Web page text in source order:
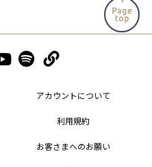
アカウントについて
利用規約
お客さまへのお願い